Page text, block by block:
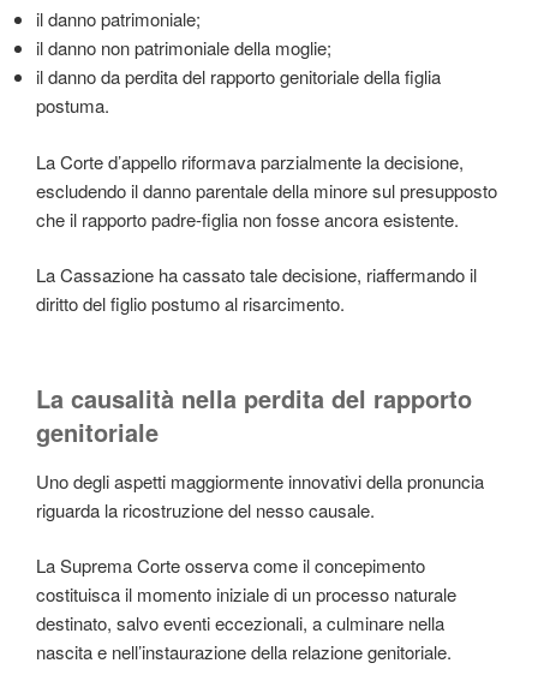
il danno patrimoniale;
il danno non patrimoniale della moglie;
il danno da perdita del rapporto genitoriale della figlia
postuma.
La Corte d’appello riformava parzialmente la decisione,
escludendo il danno parentale della minore sul presupposto
che il rapporto padre-figlia non fosse ancora esistente.
La Cassazione ha cassato tale decisione, riaffermando il
diritto del figlio postumo al risarcimento.
La causalità nella perdita del rapporto
genitoriale
Uno degli aspetti maggiormente innovativi della pronuncia
riguarda la ricostruzione del nesso causale.
La Suprema Corte osserva come il concepimento
costituisca il momento iniziale di un processo naturale
destinato, salvo eventi eccezionali, a culminare nella
nascita e nell’instaurazione della relazione genitoriale.